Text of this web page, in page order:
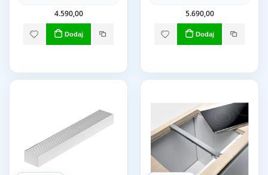
4.590,00
Dodaj
5.690,00
Dodaj